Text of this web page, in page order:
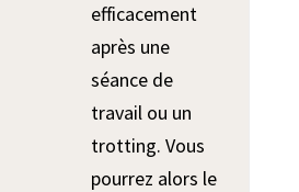
efficacement
après une
séance de
travail ou un
trotting. Vous
pourrez alors le